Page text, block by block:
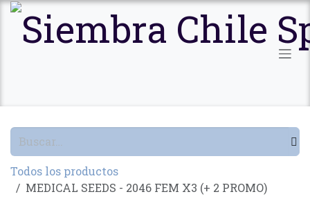
Ir al contenido
Todos los productos
MEDICAL SEEDS - 2046 FEM X3 (+ 2 PROMO)